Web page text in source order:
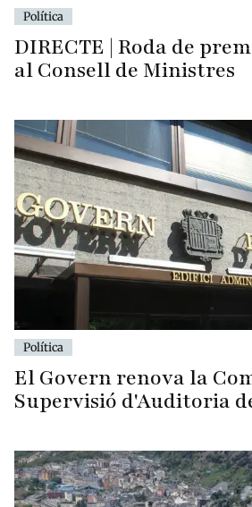
Política
DIRECTE | Roda de
al Consell de Ministres
Política
El Govern renova la
Supervisió d'Auditoria